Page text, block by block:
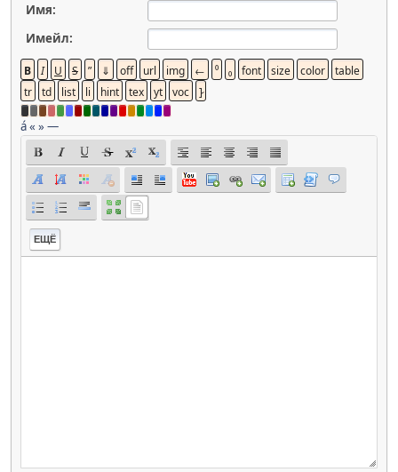
Имя:
Имейл:
á« »—
ЕЩЁ